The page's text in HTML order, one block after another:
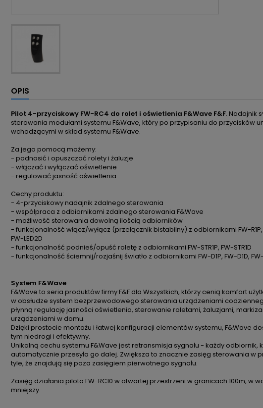
OPIS
Pilot 4-przyciskowy FW-RC4 do rolet i oświetlenia F&Wave F&F. Nadajnik
sterowania modułami systemu F&Wave, który po przypisaniu do przycisków
wchodzącymi w skład systemu F&Wave.
Za jego pomocą możemy:
- podnosić i opuszczać rolety i żaluzje
- włączać i wyłączać oświetlenie
- regulować jasność oświetlenia
Cechy produktu:
- 4-przyciskowy nadajnik zdalnego sterowania
- współpraca z odbiornikami zdalnego sterowania F&Wave
- możliwość sterowania dowolną ilością odbiorników
- funkcjonalność włącz/wyłącz (przełącznik bistabilny) z odbiornikami FW-R1P,
FW-LED2D
- funkcjonalność podnieś/opuść roletę z odbiornikami FW-STR1P, FW-STR1D
- funkcjonalność ściemnij/rozjaśnij światło z odbiornikami FW-D1P, FW-D1D, FW-
System F&Wave
F&Wave to seria produktów firmy F&F dla Wszystkich, którzy cenią komfort
w obsłudze system bezprzewodowego sterowania urządzeniami
płynną regulację jasności oświetlenia, sterowanie roletami, żaluzjami,
urządzeniami w domu.
Dzięki prostocie montażu i łatwej konfiguracji elementów systemu, F&Wave
tym niedrogi i efektywny.
Unikalną cechu systemu F&Wave jest retransmisja sygnału - każdy odbiornik,
automatycznie przesyła go dalej. Zwiększa to znacznie zasięg sterowania
tyle, że znajdują się poza zasięgiem pierwotnego sygnału.
Zasięg działania pilota FW-RC10 w otwartej przestrzeni w granicach 100m, w
mniejszy.